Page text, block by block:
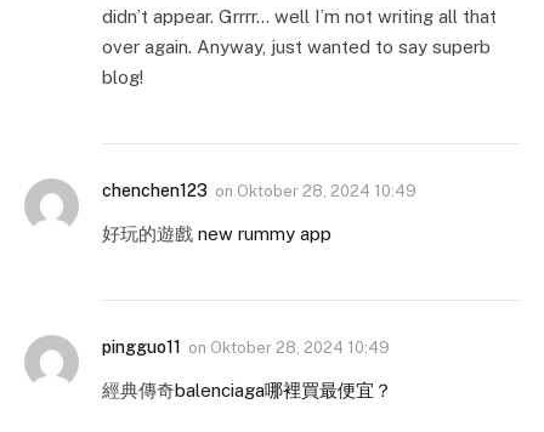
didn’t appear. Grrrr… well I’m not writing all that
over again. Anyway, just wanted to say superb
blog!
chenchen123 on Oktober 28, 2024 10:49
好玩的遊戲 new rummy app
pingguo11 on Oktober 28, 2024 10:49
經典傳奇balenciaga哪裡買最便宜？